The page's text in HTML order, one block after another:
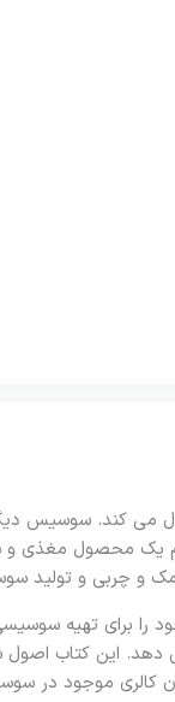
کند. سوسیس
محصول مغذی و
و چربی و
را برای تهیه
می دهد. این
کالری موجود در